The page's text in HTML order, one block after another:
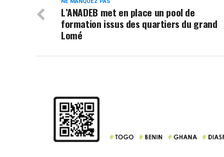
L’ANADEB met en place un pool de
formation issus des quartiers du grand
Lomé